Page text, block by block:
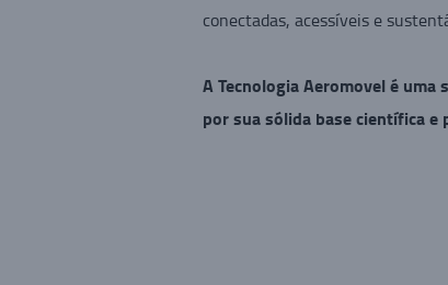
conectadas, acessíveis e
A Tecnologia Aeromovel é
por sua sólida base científica